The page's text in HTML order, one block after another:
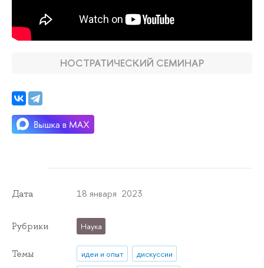
НОСТРАТИЧЕСКИЙ СЕМИНАР
Дата 18 января 2023
Рубрики Наука
Темы идеи и опыт
дискуссии